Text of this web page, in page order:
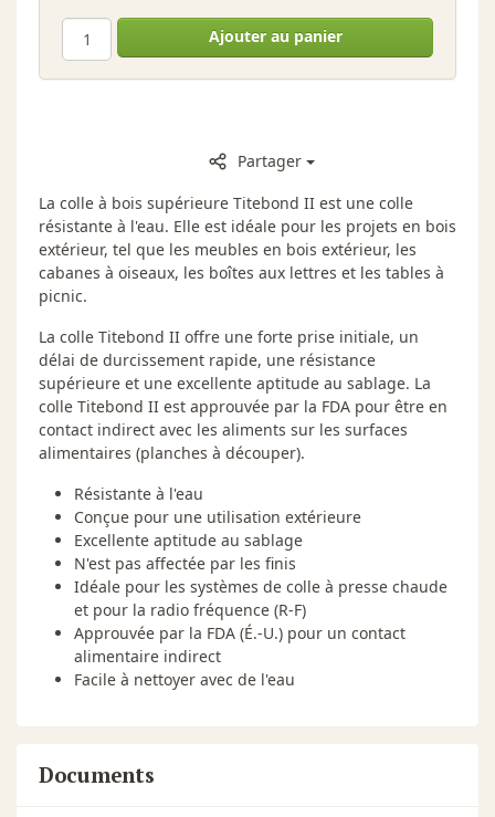
Ajouter au panier
Partager
La colle à bois supérieure Titebond II est une colle
résistante à l'eau. Elle est idéale pour les projets en bois
extérieur, tel que les meubles en bois extérieur, les
cabanes à oiseaux, les boîtes aux lettres et les tables à
picnic.
La colle Titebond II offre une forte prise initiale, un
délai de durcissement rapide, une résistance
supérieure et une excellente aptitude au sablage. La
colle Titebond II est approuvée par la FDA pour être en
contact indirect avec les aliments sur les surfaces
alimentaires (planches à découper).
Résistante à l'eau
Conçue pour une utilisation extérieure
Excellente aptitude au sablage
N'est pas affectée par les finis
Idéale pour les systèmes de colle à presse chaude
et pour la radio fréquence (R-F)
Approuvée par la FDA (É.-U.) pour un contact
alimentaire indirect
Facile à nettoyer avec de l'eau
Documents